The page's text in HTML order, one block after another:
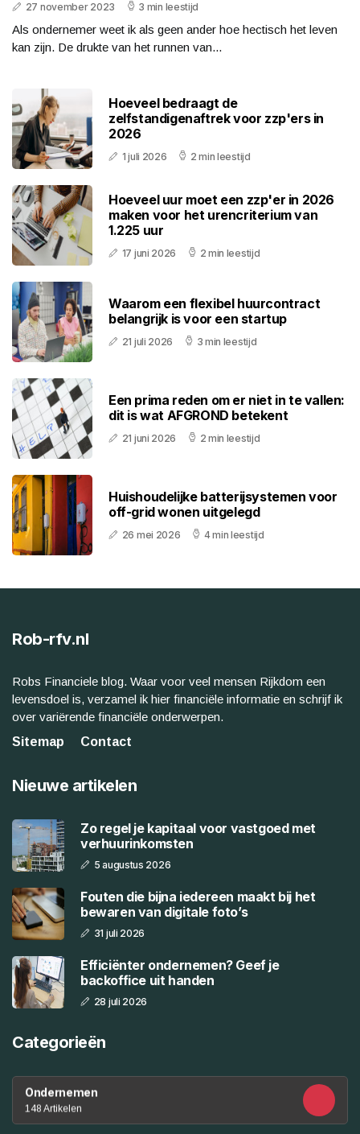
27 november 2023 3 min leestijd
Als ondernemer weet ik als geen ander hoe hectisch het leven
kan zijn. De drukte van het runnen van...
Hoeveel bedraagt de
zelfstandigenaftrek voor zzp'ers in
2026
1 juli 2026 2 min leestijd
Hoeveel uur moet een zzp'er in 2026
maken voor het urencriterium van
1.225 uur
17 juni 2026 2 min leestijd
Waarom een flexibel huurcontract
belangrijk is voor een startup
21 juli 2026 3 min leestijd
Een prima reden om er niet in te vallen:
dit is wat AFGROND betekent
21 juni 2026 2 min leestijd
Huishoudelijke batterijsystemen voor
off-grid wonen uitgelegd
26 mei 2026 4 min leestijd
Rob-rfv.nl
Robs Financiele blog. Waar voor veel mensen Rijkdom een
levensdoel is, verzamel ik hier financiële informatie en schrijf ik
over variërende financiële onderwerpen.
Sitemap
Contact
Nieuwe artikelen
Zo regel je kapitaal voor vastgoed met
verhuurinkomsten
5 augustus 2026
Fouten die bijna iedereen maakt bij het
bewaren van digitale foto’s
31 juli 2026
Efficiënter ondernemen? Geef je
backoffice uit handen
28 juli 2026
Categorieën
Ondernemen
148 Artikelen